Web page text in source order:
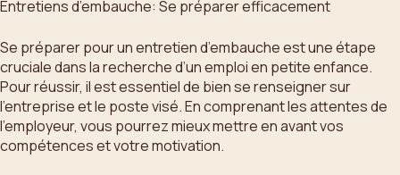
Entretiens d’embauche: Se préparer efficacement
Se préparer pour un entretien d’embauche est une étape
cruciale dans la recherche d’un emploi en petite enfance.
Pour réussir, il est essentiel de bien se renseigner sur
l’entreprise et le poste visé. En comprenant les attentes de
l’employeur, vous pourrez mieux mettre en avant vos
compétences et votre motivation.